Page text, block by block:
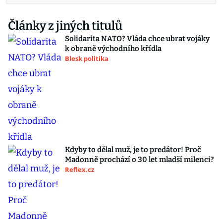
Články z jiných titulů
Solidarita NATO? Vláda chce ubrat vojáky
k obraně východního křídla
Blesk politika
Kdyby to dělal muž, je to predátor! Proč
Madonně prochází o 30 let mladší milenci?
Reflex.cz